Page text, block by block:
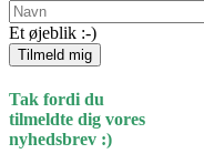
Et øjeblik :-)
Tilmeld mig
Tak fordi du
tilmeldte dig vores
nyhedsbrev :)